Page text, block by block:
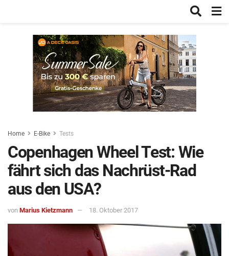
Home E-Bike Tests
Copenhagen Wheel Test: Wie
fährt sich das Nachrüst-Rad
aus den USA?
von Marius Kietzmann 18. Oktober 2017